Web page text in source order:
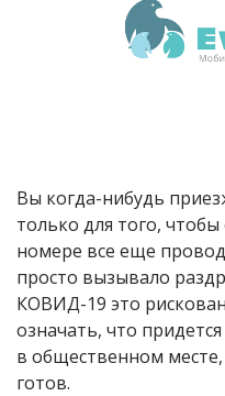
Вы когда-нибудь
только для того,
номере все еще
просто вызывало
КОВИД-19 это
означать, что
в общественном
готов.